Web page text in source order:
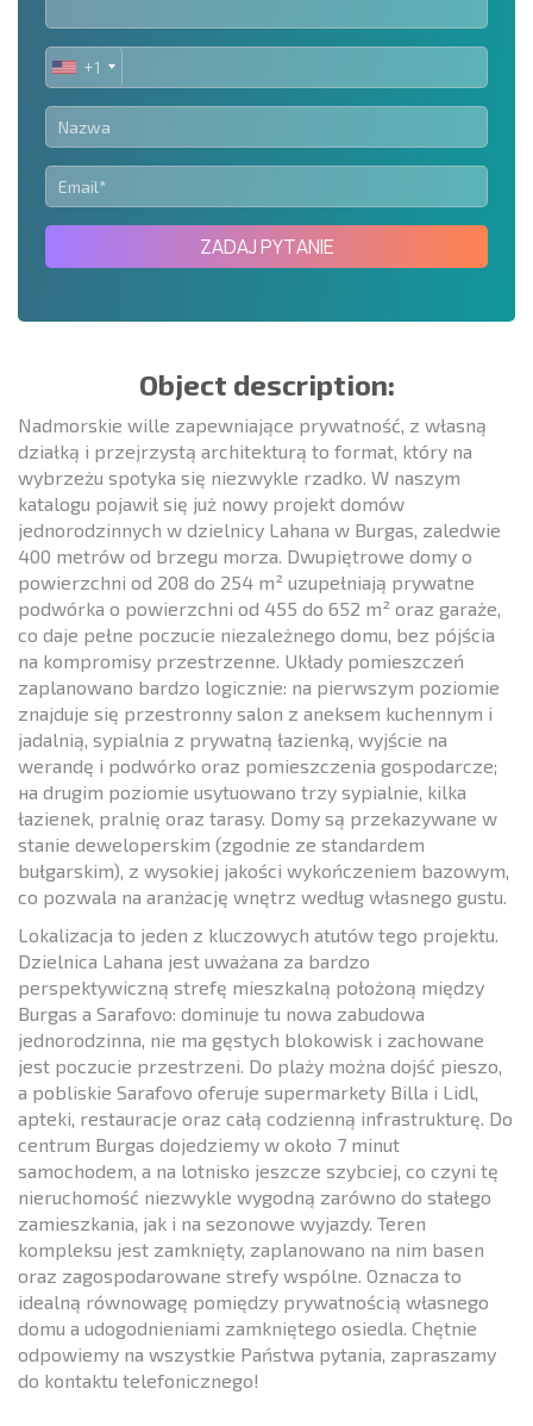
UNITED
STATES
+1
+1
ZADAJ PYTANIE
Object description:
Nadmorskie wille zapewniające prywatność, z własną
działką i przejrzystą architekturą to format, który na
wybrzeżu spotyka się niezwykle rzadko. W naszym
katalogu pojawił się już nowy projekt domów
jednorodzinnych w dzielnicy Lahana w Burgas, zaledwie
400 metrów od brzegu morza. Dwupiętrowe domy o
powierzchni od 208 do 254 m² uzupełniają prywatne
podwórka o powierzchni od 455 do 652 m² oraz garaże,
co daje pełne poczucie niezależnego domu, bez pójścia
na kompromisy przestrzenne. Układy pomieszczeń
zaplanowano bardzo logicznie: na pierwszym poziomie
znajduje się przestronny salon z aneksem kuchennym i
jadalnią, sypialnia z prywatną łazienką, wyjście na
werandę i podwórko oraz pomieszczenia gospodarcze;
на drugim poziomie usytuowano trzy sypialnie, kilka
łazienek, pralnię oraz tarasy. Domy są przekazywane w
stanie deweloperskim (zgodnie ze standardem
bułgarskim), z wysokiej jakości wykończeniem bazowym,
co pozwala na aranżację wnętrz według własnego gustu.
Lokalizacja to jeden z kluczowych atutów tego projektu.
Dzielnica Lahana jest uważana za bardzo
perspektywiczną strefę mieszkalną położoną między
Burgas a Sarafovo: dominuje tu nowa zabudowa
jednorodzinna, nie ma gęstych blokowisk i zachowane
jest poczucie przestrzeni. Do plaży można dojść pieszo,
a pobliskie Sarafovo oferuje supermarkety Billa i Lidl,
apteki, restauracje oraz całą codzienną infrastrukturę. Do
centrum Burgas dojedziemy w około 7 minut
samochodem, a na lotnisko jeszcze szybciej, co czyni tę
nieruchomość niezwykle wygodną zarówno do stałego
zamieszkania, jak i na sezonowe wyjazdy. Teren
kompleksu jest zamknięty, zaplanowano na nim basen
oraz zagospodarowane strefy wspólne. Oznacza to
idealną równowagę pomiędzy prywatnością własnego
domu a udogodnieniami zamkniętego osiedla. Chętnie
odpowiemy na wszystkie Państwa pytania, zapraszamy
do kontaktu telefonicznego!